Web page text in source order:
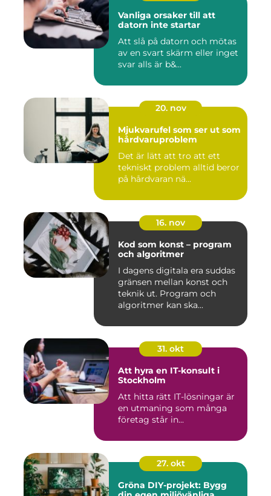
Vanliga orsaker till att
datorn inte startar
Att slå på datorn och mötas
av en svart skärm eller inget
svar alls är b&...
20. nov
Mjukvarufel som ser ut som
hårdvaruproblem
Det är lätt att tro att ett
tekniskt problem alltid beror
på hårdvaran nä...
16. nov
Kod som konst – program
och algoritmer
I dagens digitala era suddas
gränsen mellan konst och
teknik ut. Program och
algoritmer kan ska...
31. okt
Att hyra en IT-konsult i
Stockholm
Att hitta rätt IT-lösningar är
en utmaning som många
företag står in...
27. okt
Gröna DIY-projekt: Bygg